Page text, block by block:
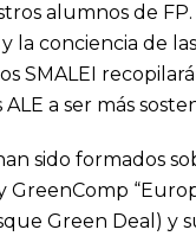
alumnos de
conciencia de
SMALEI
a ser más
sido formados
Green Deal) y